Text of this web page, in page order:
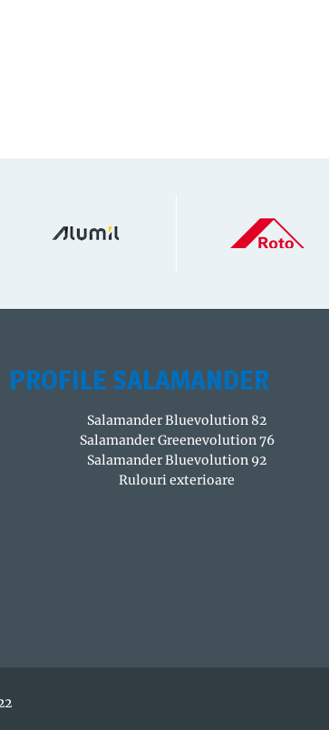
PROFILE SALAMANDER
Salamander Bluevolution 82
Salamander Greenevolution 76
Salamander Bluevolution 92
Rulouri exterioare